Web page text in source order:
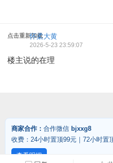
点击重新加载怀柔大黄
2026-5-23 23:59:07
楼主说的在理
商家合作： 合作微信 bjxxg8
收费：24小时置顶99元｜72小时置
查看明细